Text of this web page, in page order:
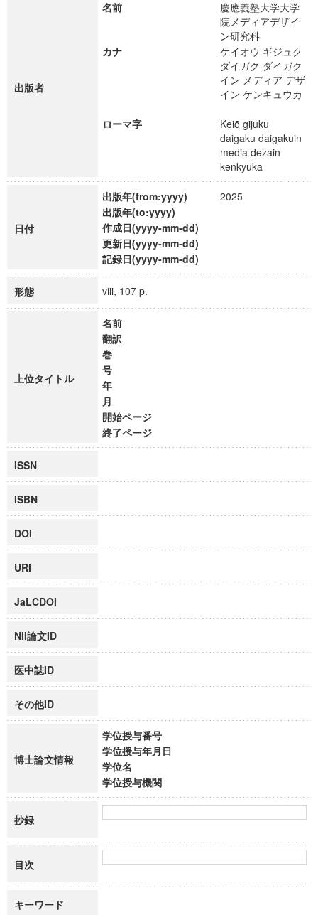
出版者
名前
慶應義塾大学大学
院メディアデザイ
ン研究科
カナ
ケイオウ ギジュク
ダイガク ダイガク
イン メディア デザ
イン ケンキュウカ
ローマ字
Keiō gijuku
daigaku daigakuin
media dezain
kenkyūka
日付
出版年(from:yyyy)
2025
出版年(to:yyyy)
作成日(yyyy-mm-dd)
更新日(yyyy-mm-dd)
記録日(yyyy-mm-dd)
形態 viii, 107 p.
上位タイトル
名前
翻訳
巻
号
年
月
開始ページ
終了ページ
ISSN
ISBN
DOI
URI
JaLCDOI
NII論文ID
医中誌ID
その他ID
博士論文情報
学位授与番号
学位授与年月日
学位名
学位授与機関
抄録
目次
キーワード